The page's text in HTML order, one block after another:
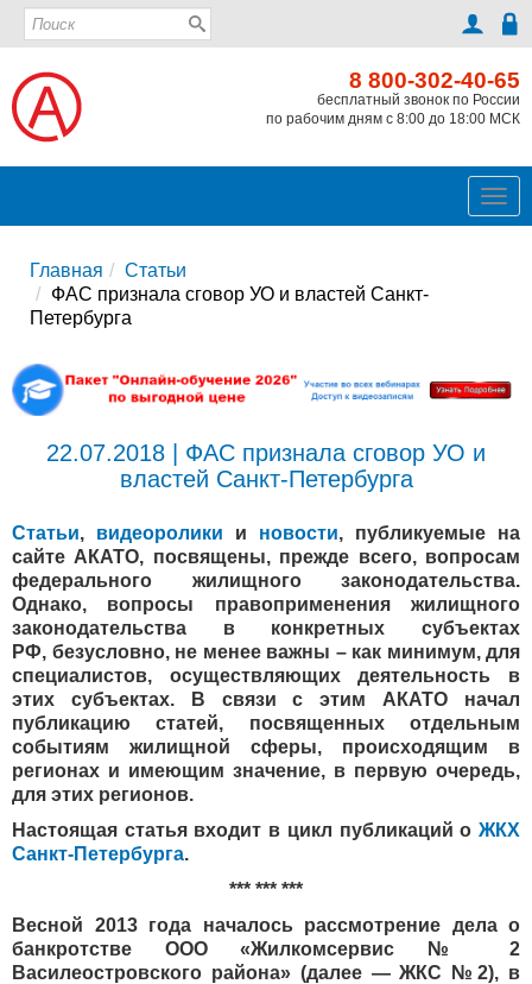
8 800-302-40-65
бесплатный звонок по России
по рабочим дням с 8:00 до 18:00 МСК
Главная
Статьи
ФАС признала сговор УО и властей Санкт-
Петербурга
22.07.2018 | ФАС признала сговор УО и
властей Санкт-Петербурга
Статьи, видеоролики и новости, публикуемые на
сайте АКАТО, посвящены, прежде всего, вопросам
федерального жилищного законодательства.
Однако, вопросы правоприменения жилищного
законодательства в конкретных субъектах
РФ, безусловно, не менее важны – как минимум, для
специалистов, осуществляющих деятельность в
этих субъектах. В связи с этим АКАТО начал
публикацию статей, посвященных отдельным
событиям жилищной сферы, происходящим в
регионах и имеющим значение, в первую очередь,
для этих регионов.
Настоящая статья входит в цикл публикаций о ЖКХ
Санкт-Петербурга.
*** *** ***
Весной 2013 года началось рассмотрение дела о
банкротстве ООО «Жилкомсервис № 2
Василеостровского района» (далее — ЖКС №2), в